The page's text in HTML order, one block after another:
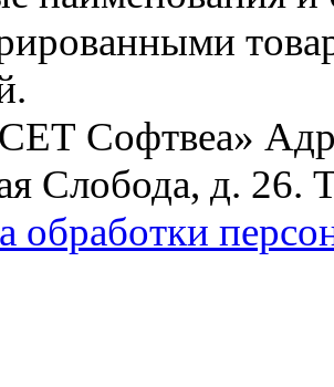
Софтвеа»
Слобода, д. 26.
обработки